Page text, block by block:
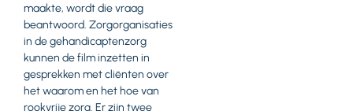
maakte, wordt die vraag
beantwoord. Zorgorganisaties
in de gehandicaptenzorg
kunnen de film inzetten in
gesprekken met cliënten over
het waarom en het hoe van
rookvrije zorg. Er zijn twee